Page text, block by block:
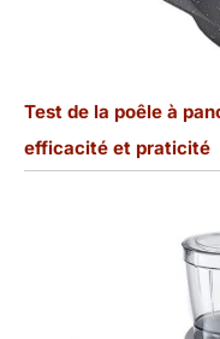
Test de la poêle à
efficacité et praticité